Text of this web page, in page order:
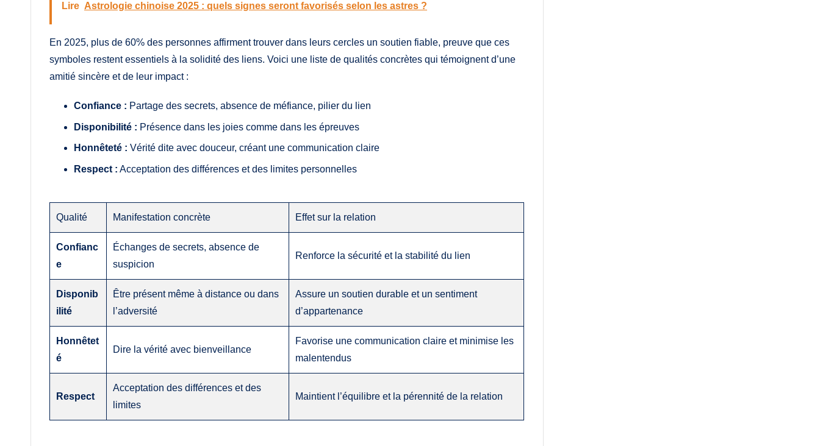
Lire Astrologie chinoise 2025 : quels signes seront favorisés selon les astres ?
En 2025, plus de 60% des personnes affirment trouver dans leurs cercles un soutien fiable, preuve que ces
symboles restent essentiels à la solidité des liens. Voici une liste de qualités concrètes qui témoignent d’une
amitié sincère et de leur impact :
Confiance : Partage des secrets, absence de méfiance, pilier du lien
Disponibilité : Présence dans les joies comme dans les épreuves
Honnêteté : Vérité dite avec douceur, créant une communication claire
Respect : Acceptation des différences et des limites personnelles
Qualité Manifestation concrète Effet sur la relation
Confianc
e
Échanges de secrets, absence de
suspicion
Renforce la sécurité et la stabilité du lien
Disponib
ilité
Être présent même à distance ou dans
l’adversité
Assure un soutien durable et un sentiment
d’appartenance
Honnêtet
é
Dire la vérité avec bienveillance
Favorise une communication claire et minimise les
malentendus
Respect
Acceptation des différences et des
limites
Maintient l’équilibre et la pérennité de la relation